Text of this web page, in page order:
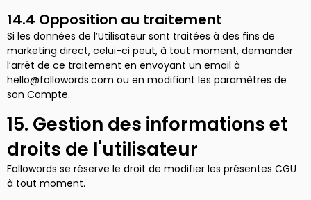
14.4 Opposition au traitement
Si les données de l’Utilisateur sont traitées à des fins de
marketing direct, celui-ci peut, à tout moment, demander
l’arrêt de ce traitement en envoyant un email à
hello@followords.com ou en modifiant les paramètres de
son Compte.
15. Gestion des informations et
droits de l'utilisateur
Followords se réserve le droit de modifier les présentes CGU
à tout moment.